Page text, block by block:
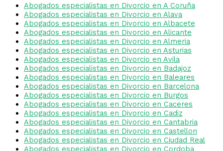
Abogados especialistas en Divorcio en A Coruña
Abogados especialistas en Divorcio en Alava
Abogados especialistas en Divorcio en Albacete
Abogados especialistas en Divorcio en Alicante
Abogados especialistas en Divorcio en Almeria
Abogados especialistas en Divorcio en Asturias
Abogados especialistas en Divorcio en Avila
Abogados especialistas en Divorcio en Badajoz
Abogados especialistas en Divorcio en Baleares
Abogados especialistas en Divorcio en Barcelona
Abogados especialistas en Divorcio en Burgos
Abogados especialistas en Divorcio en Caceres
Abogados especialistas en Divorcio en Cadiz
Abogados especialistas en Divorcio en Cantabria
Abogados especialistas en Divorcio en Castellon
Abogados especialistas en Divorcio en Ciudad Real
Abogados especialistas en Divorcio en Cordoba